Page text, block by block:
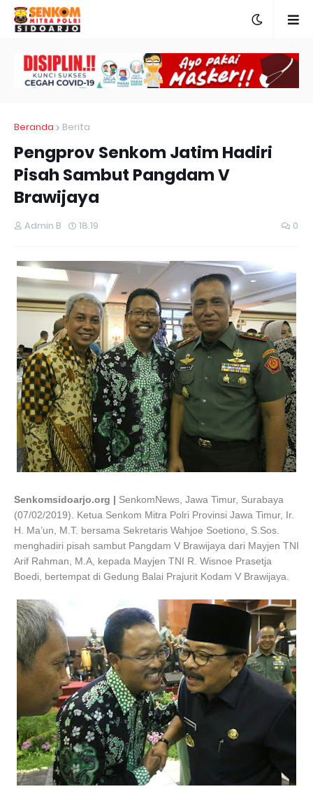
Beranda Berita
Pengprov Senkom Jatim Hadiri
Pisah Sambut Pangdam V
Brawijaya
Admin B 18.19 0
Senkomsidoarjo.org | SenkomNews, Jawa Timur, Surabaya
(07/02/2019). Ketua Senkom Mitra Polri Provinsi Jawa Timur, Ir.
H. Ma’un, M.T. bersama Sekretaris Wahjoe Soetiono, S.Sos.
menghadiri pisah sambut Pangdam V Brawijaya dari Mayjen TNI
Arif Rahman, M.A, kepada Mayjen TNI R. Wisnoe Prasetja
Boedi, bertempat di Gedung Balai Prajurit Kodam V Brawijaya.